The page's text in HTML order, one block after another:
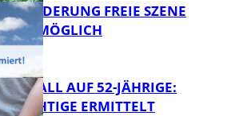
FREIE SZENE
MÖGLICH
AUF 52-JÄHRIGE:
ERMITTELT